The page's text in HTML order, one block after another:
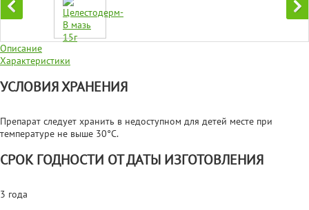
Описание
Характеристики
УСЛОВИЯ ХРАНЕНИЯ
Препарат следует хранить в недоступном для детей месте при
температуре не выше 30°С.
СРОК ГОДНОСТИ ОТ ДАТЫ ИЗГОТОВЛЕНИЯ
3 года